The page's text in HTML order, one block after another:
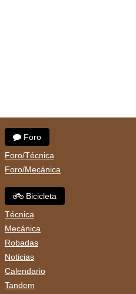
Foro
Foro/Técnica
Foro/Mecánica
Bicicleta
Técnica
Mecánica
Robadas
Noticias
Calendario
Tandem